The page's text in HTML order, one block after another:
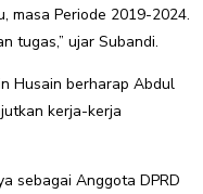
masa Periode 2019-2024.
tugas,” ujar Subandi.
Husain berharap Abdul
kerja-kerja
sebagai Anggota DPRD